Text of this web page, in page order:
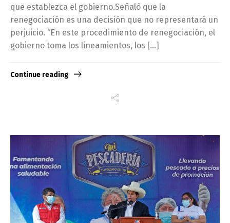
que establezca el gobierno.Señaló que la
renegociación es una decisión que no representará un
perjuicio. “En este procedimiento de renegociación, el
gobierno toma los lineamientos, los […]
Continue reading